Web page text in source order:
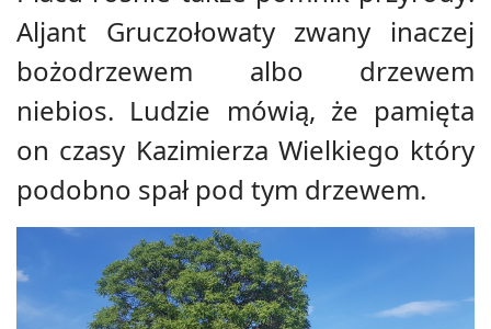
Aljant Gruczołowaty zwany inaczej
bożodrzewem albo drzewem
niebios. Ludzie mówią, że pamięta
on czasy Kazimierza Wielkiego który
podobno spał pod tym drzewem.